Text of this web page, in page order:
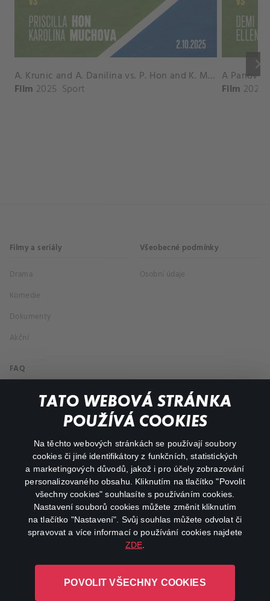
TATO WEBOVÁ STRÁNKA
POUŽÍVÁ COOKIES
Na těchto webových stránkách se používají soubory
cookies či jiné identifikátory z funkčních, statistických
a marketingových důvodů, jakož i pro účely zobrazování
personalizovaného obsahu. Kliknutím na tlačítko "Povolit
všechny cookies" souhlasíte s používáním cookies.
Nastavení souborů cookies můžete změnit kliknutím
na tlačítko "Nastavení". Svůj souhlas můžete odvolat či
spravovat a více informací o používání cookies najdete
ZDE
POVOLIT VŠECHNY COOKIES
keyboard_arrow_right
A. Krunic and A. Danilina vs. P. Hon and K. Muchova Match Highlights - BEIJING_Capital Group Diamond ( October 02, 2025)
Film 2025 Sport Film 2026
Filmy a seriály
Drama
Komedie
Dokumenty
Akční
Všeobecné podmínky
Osobní údaje
FAQ
Můj účet
Důležité odkazy
facebookinstagram
youtube
L-1246 Luxembourg R.C.S.